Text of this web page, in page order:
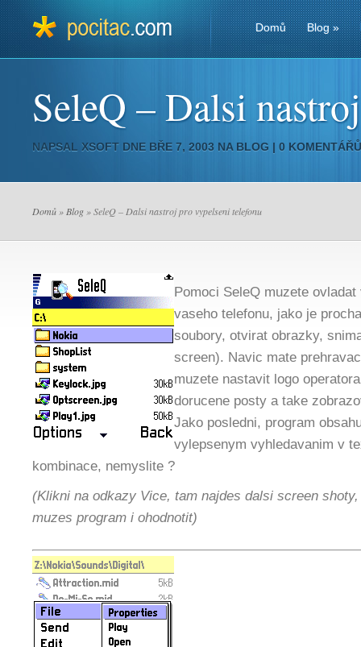
Domů Blog»
SeleQ – Dalsi
NAPSAL XSOFT DNE BŘE 7, 2003 NA BLOG | 0 KOMENTÁŘŮ
Domů » Blog » SeleQ – Dalsi nastroj pro vypelseni telefonu
Pomoci SeleQ muzete
vaseho telefonu, jako je
soubory, otvirat obrazky,
screen). Navic mate
muzete nastavit logo
dorucene posty a take
Jako posledni, program
vylepsenym vyhledavanim v
kombinace, nemyslite ?
(Klikni na odkazy Vice, tam najdes dalsi screen
muzes program i ohodnotit)